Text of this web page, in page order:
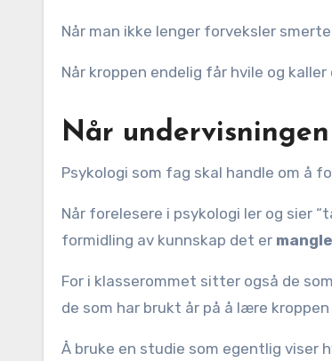
Når man ikke lenger forveksler
Når kroppen endelig får hvile og
Når
Psykologi som fag skal handle om å
Når forelesere i psykologi ler og sier
formidling av kunnskap det er
For i klasserommet sitter også de
de som har brukt år på å lære
Å bruke en studie som egentlig